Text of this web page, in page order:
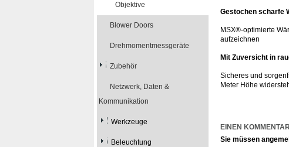
Objektive
Blower Doors
Drehmomentmessgeräte
Zubehör
Netzwerk, Daten &
Kommunikation
Werkzeuge
Beleuchtung
Gestochen scharfe
MSX®-optimierte
aufzeichnen
Mit Zuversicht in
Sicheres und
Meter Höhe
EINEN
Sie müssen